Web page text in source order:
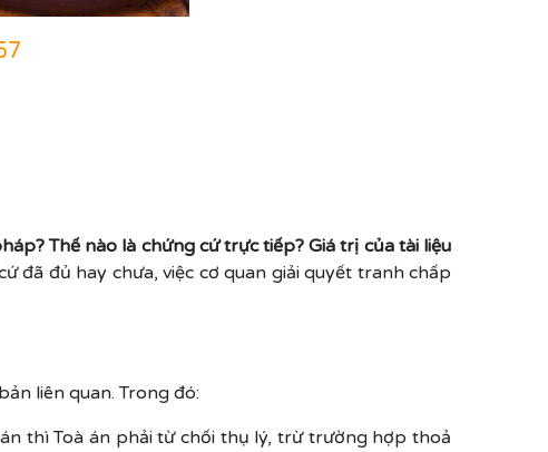
Thế nào là chứng cứ trực tiếp? Giá trị của tài liệu
đã đủ hay chưa, việc cơ quan giải quyết tranh chấp
liên quan. Trong đó:
thì Toà án phải từ chối thụ lý, trừ trường hợp thoả